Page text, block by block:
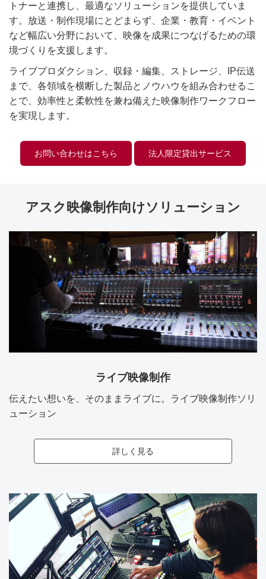
トナーと連携し、最適なソリューションを提供していま
す。放送・制作現場にとどまらず、企業・教育・イベント
など幅広い分野において、映像を成果につなげるための環
境づくりを支援します。
ライブプロダクション、収録・編集、ストレージ、IP伝送
まで、各領域を横断した製品とノウハウを組み合わせるこ
とで、効率性と柔軟性を兼ね備えた映像制作ワークフロー
を実現します。
お問い合わせはこちら 法人限定貸出サービス
アスク映像制作向けソリューション
ライブ映像制作
伝えたい想いを、そのままライブに。ライブ映像制作ソリ
ューション
詳しく見る